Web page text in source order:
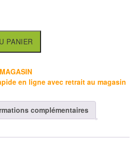
PANIER
en ligne avec retrait au magasin
complémentaires